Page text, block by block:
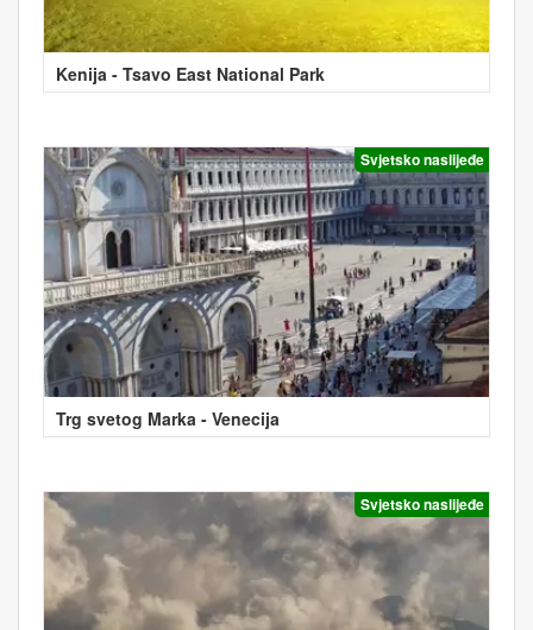
Kenija - Tsavo East National Park
Svjetsko naslijeđe
Trg svetog Marka - Venecija
Svjetsko naslijeđe